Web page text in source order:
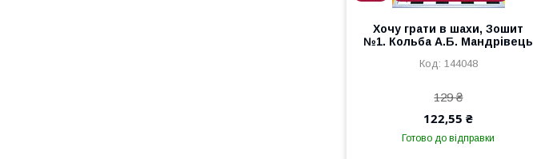
Хочу грати в шахи, Зошит
№1. Кольба А.Б. Мандрівець
144048
129 ₴
122,55 ₴
Готово до відправки